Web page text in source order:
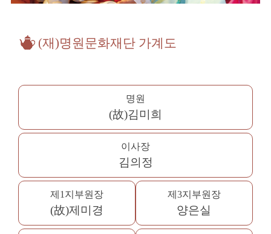
(재)명원문화재단 가계도
명원
(故)김미희
이사장
김의정
제1지부원장
(故)제미경
제3지부원장
양은실